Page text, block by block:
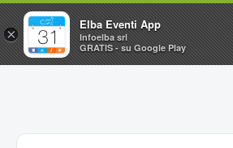
Home
×
Elba Eventi App
Infoelba srl
GRATIS - su Google Play